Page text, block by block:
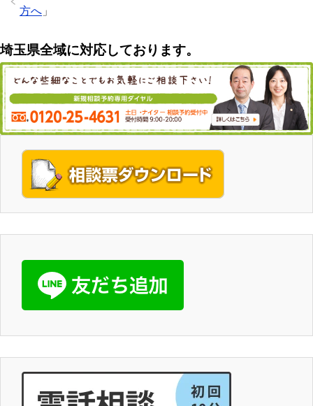
方へ 」
埼玉県全域に対応しております。